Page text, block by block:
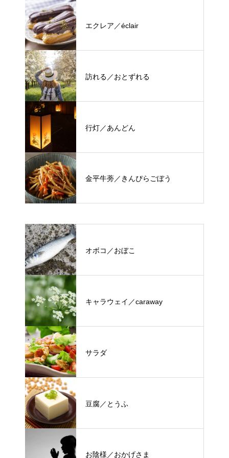
エクレア／éclair
訪れる／おとずれる
行灯／あんどん
金平牛蒡／きんぴらごぼう
オボコ／おぼこ
キャラウェイ／caraway
サラダ
豆腐／とうふ
お陰様／おかげさま